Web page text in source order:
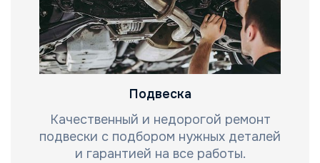
Подвеска
Качественный и недорогой ремонт
подвески с подбором нужных деталей
и гарантией на все работы.